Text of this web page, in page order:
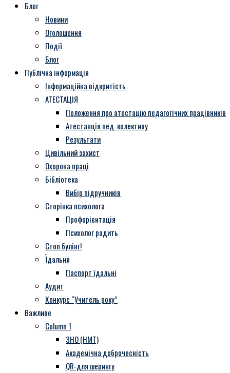
Блог
Новини
Оголошення
Події
Блог
Публічна інформація
Інформаційна відкритість
АТЕСТАЦІЯ
Положення про атестацію педагогічних працівників
Атестанція пед. колективу
Результати
Цивільний захист
Охорона праці
Бібліотека
Вибір підручників
Сторінка психолога
Профорієнтація
Психолог радить
Стоп булінг!
Їдальня
Паспорт їдальні
Аудит
Конкурс “Учитель року”
Важливе
Column 1
ЗНО (НМТ)
Академічна доброчесність
QR-для шерингу